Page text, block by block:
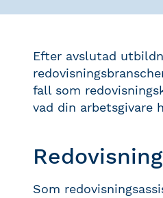
Efter avslutad
fall som
vad din arbetsgivare
Som